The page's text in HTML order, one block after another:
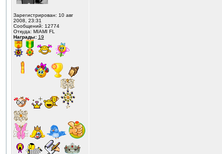
Зарегистрирован: 10 авг
2008, 23:31
Сообщений: 12774
Откуда: MIAMI FL
Награды: 19